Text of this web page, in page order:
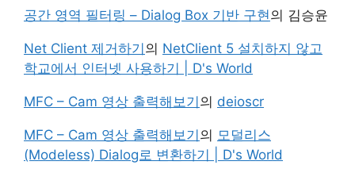
공간 영역 필터링 – Dialog Box 기반 구현의 김승윤
Net Client 제거하기 의 NetClient 5 설치하지 않고
학교에서 인터넷 사용하기 | D's World
MFC – Cam 영상 출력해보기 의 deioscr
MFC – Cam 영상 출력해보기 의 모덜리스
(Modeless) Dialog로 변환하기 | D's World